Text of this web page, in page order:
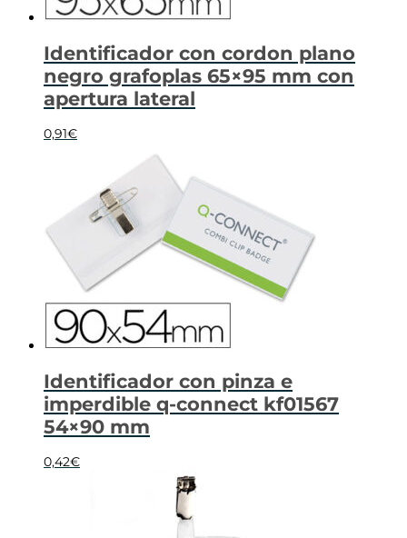
Identificador con cordon plano
negro grafoplas 65×95 mm con
apertura lateral
0,91€
Identificador con pinza e
imperdible q-connect kf01567
54×90 mm
0,42€